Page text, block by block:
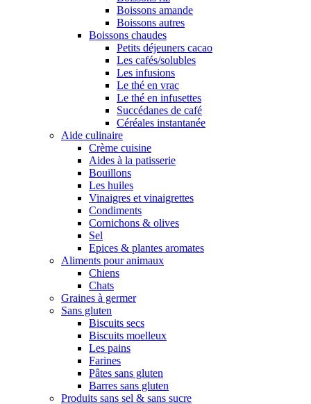
Boissons amande
Boissons autres
Boissons chaudes
Petits déjeuners cacao
Les cafés/solubles
Les infusions
Le thé en vrac
Le thé en infusettes
Succédanes de café
Céréales instantanée
Aide culinaire
Crème cuisine
Aides à la patisserie
Bouillons
Les huiles
Vinaigres et vinaigrettes
Condiments
Cornichons & olives
Sel
Epices & plantes aromates
Aliments pour animaux
Chiens
Chats
Graines à germer
Sans gluten
Biscuits secs
Biscuits moelleux
Les pains
Farines
Pâtes sans gluten
Barres sans gluten
Produits sans sel & sans sucre